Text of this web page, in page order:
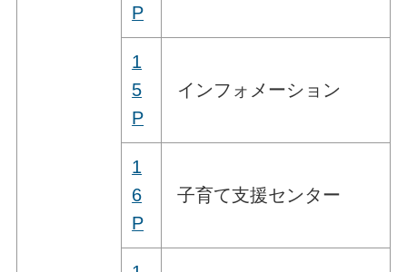
P
1
5
P
インフォメーション
1
6
P
子育て支援センター